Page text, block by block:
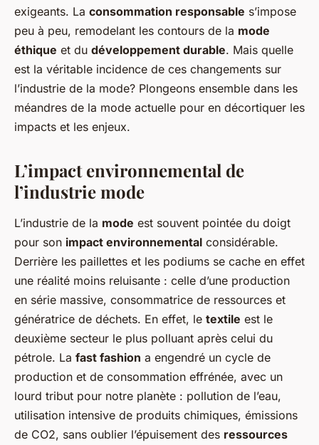
exigeants. La consommation responsable s’impose
peu à peu, remodelant les contours de la mode
éthique et du développement durable. Mais quelle
est la véritable incidence de ces changements sur
l’industrie de la mode? Plongeons ensemble dans les
méandres de la mode actuelle pour en décortiquer les
impacts et les enjeux.
L’impact environnemental de
l’industriemode
L’industrie de la mode est souvent pointée du doigt
pour son impact environnemental considérable.
Derrière les paillettes et les podiums se cache en effet
une réalité moins reluisante : celle d’une production
en série massive, consommatrice de ressources et
génératrice de déchets. En effet, le textile est le
deuxième secteur le plus polluant après celui du
pétrole. La fast fashion a engendré un cycle de
production et de consommation effrénée, avec un
lourd tribut pour notre planète : pollution de l’eau,
utilisation intensive de produits chimiques, émissions
de CO2, sans oublier l’épuisement des ressources